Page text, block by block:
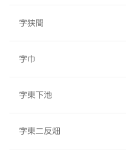
字狭間
字巾
字東下池
字東二反畑